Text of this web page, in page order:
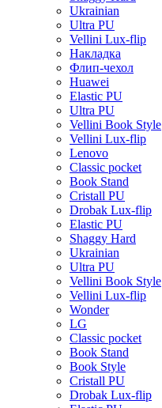
Ukrainian
Ultra PU
Vellini Lux-flip
Накладка
Флип-чехол
Huawei
Elastic PU
Ultra PU
Vellini Book Style
Vellini Lux-flip
Lenovo
Classic pocket
Book Stand
Cristall PU
Drobak Lux-flip
Elastic PU
Shaggy Hard
Ukrainian
Ultra PU
Vellini Book Style
Vellini Lux-flip
Wonder
LG
Classic pocket
Book Stand
Book Style
Cristall PU
Drobak Lux-flip